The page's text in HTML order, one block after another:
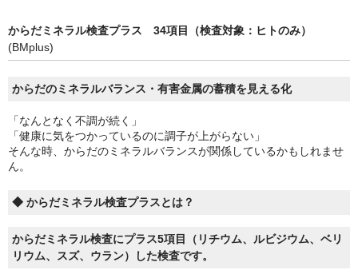
からだミネラル検査プラス 34項目（検査対象：ヒトのみ）
(BMplus)
からだのミネラルバランス・有害金属の蓄積を見える化
「なんとなく不調が続く」
「健康に気をつかっているのに調子が上がらない」
そんな時、からだのミネラルバランスが関係しているかもしれませ
ん。
◆ からだミネラル検査プラスとは？
からだミネラル検査にプラス5項目（リチウム、ルビジウム、ベリ
リウム、スズ、ウラン）した検査です。